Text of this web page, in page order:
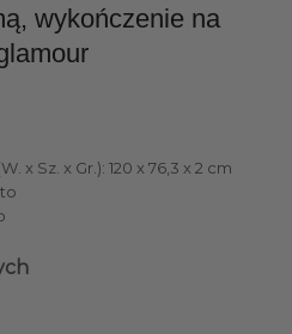
wykończenie na
x Sz. x Gr.): 120 x 76,3 x 2 cm